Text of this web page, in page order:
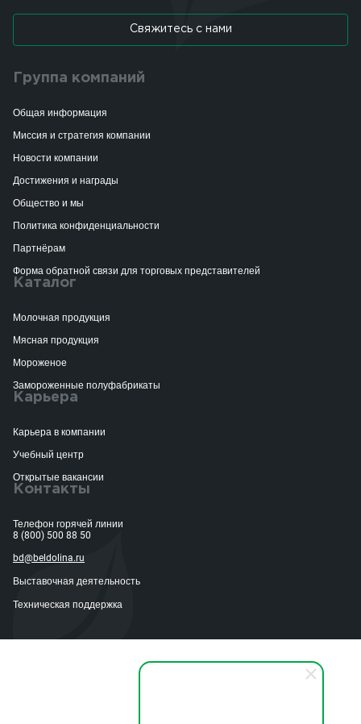
Свяжитесь с нами
Группа компаний
Общая информация
Миссия и стратегия компании
Новости компании
Достижения и награды
Общество и мы
Политика конфиденциальности
Партнёрам
Форма обратной связи для торговых представителей
Каталог
Молочная продукция
Мясная продукция
Мороженое
Замороженные полуфабрикаты
Карьера
Карьера в компании
Учебный центр
Открытые вакансии
Контакты
Телефон горячей линии
8 (800) 500 88 50
bd@beldolina.ru
Выставочная деятельность
Техническая поддержка